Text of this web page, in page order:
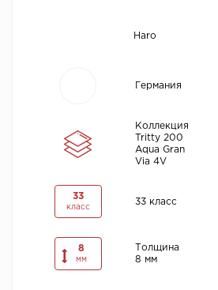
Haro
Германия
Коллекция
Tritty 200
Aqua Gran
Via 4V
33
класс
33 класс
8
мм
Толщина
8 мм